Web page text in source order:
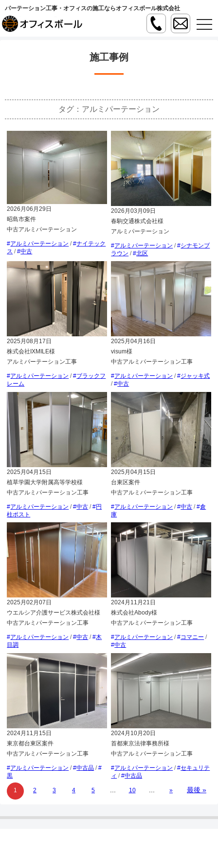
パーテーション工事・オフィスの施工ならオフィスボール株式会社
t
o
i
n
施工事例
タグ：アルミパーテーション
2026月06月29日
昭島市案件
中古アルミパーテーション
アルミパーテーション / ナイテック
ス / 中古
2026月03月09日
春駒交通株式会社様
アルミパーテーション
アルミパーテーション / シナモンブ
ラウン / 北区
2025月08月17日
株式会社IXMILE様
アルミパーテーション工事
アルミパーテーション / ブラックフ
レーム
2025月04月16日
visum様
中古アルミパーテーション工事
アルミパーテーション / ジャッキ式
/ 中古
2025月04月15日
植草学園大学附属高等学校様
中古アルミパーテーション工事
アルミパーテーション / 中古 / 円
柱ポスト
2025月04月15日
台東区案件
中古アルミパーテーション工事
アルミパーテーション / 中古 / 倉
庫
2025月02月07日
ウエルシア介護サービス株式会社様
中古アルミパーテーション工事
アルミパーテーション / 中古 / 木
目調
2024月11月21日
株式会社Abody様
中古アルミパーテーション工事
アルミパーテーション / コマニー /
中古
2024月11月15日
東京都台東区案件
中古アルミパーテーション工事
アルミパーテーション / 中古品 /
黒
2024月10月20日
首都東京法律事務所様
中古アルミパーテーション工事
アルミパーテーション / セキュリテ
ィ / 中古品
1 2 3 4 5 ... 10 ... » 最後 »